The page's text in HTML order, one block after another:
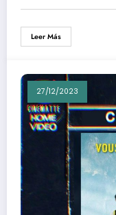
Leer Más
27/12/2023